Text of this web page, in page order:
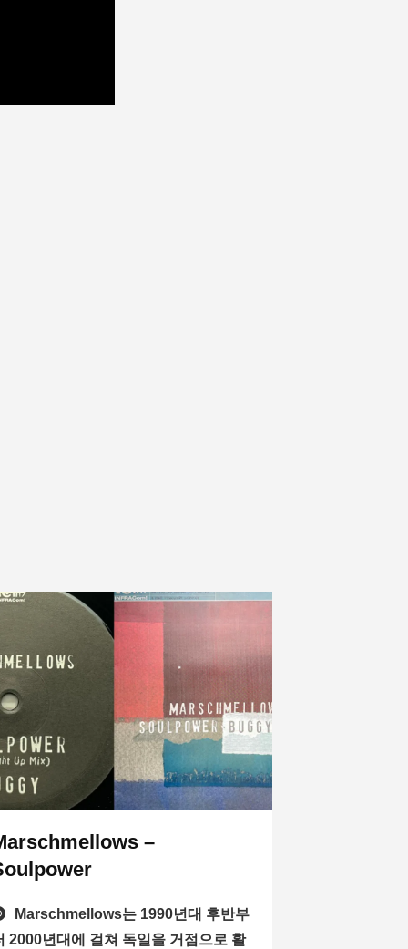
–
Marschmellows는 1990년대 후반부
2000년대에 걸쳐 독일을 거점으로 활